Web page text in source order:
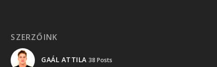
SZERZŐINK
GAÁL ATTILA 38 Posts